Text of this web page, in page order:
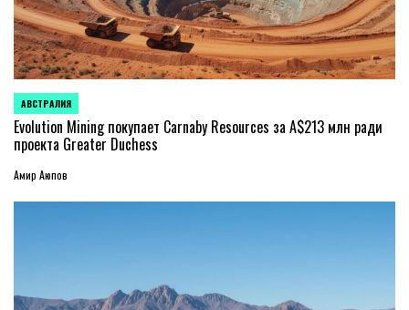
ОПУБЛИКОВАНО
В
АВСТРАЛИЯ
Evolution Mining покупает Carnaby Resources за A$213 млн ради
проекта Greater Duchess
Амир Аюпов